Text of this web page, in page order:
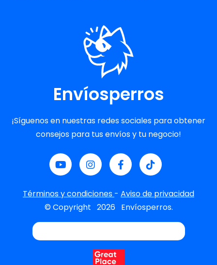
Envíosperros
¡Síguenos en nuestras redes sociales para obtener
consejos para tus envíos y tu negocio!
Términos y condiciones - Aviso de privacidad
© Copyright 2026 Envíosperros.